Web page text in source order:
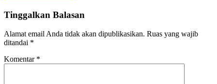
Tinggalkan Balasan
Alamat email Anda tidak akan dipublikasikan. Ruas yang wajib
ditandai *
Komentar *